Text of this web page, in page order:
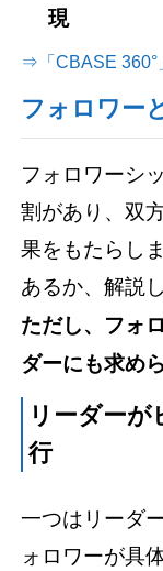
現
⇒「CBASE 360°
フォロワー
フォロワーシ
割があり、双
果をもたらし
あるか、解説
ただし、フォ
ダーにも求め
リーダー
行
一つはリーダ
ォロワーが具